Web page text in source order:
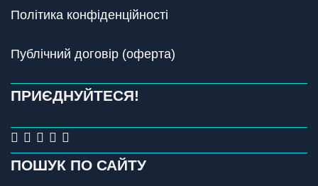
Політика конфіденційності
Публічний договір (оферта)
ПРИЄДНУЙТЕСЯ!
ПОШУК ПО САЙТУ